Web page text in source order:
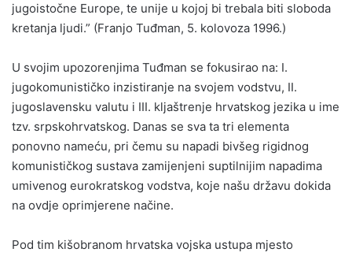
jugoistočne Europe, te unije u kojoj bi trebala biti sloboda
kretanja ljudi.” (Franjo Tuđman, 5. kolovoza 1996.)
U svojim upozorenjima Tuđman se fokusirao na: I.
jugokomunističko inzistiranje na svojem vodstvu, II.
jugoslavensku valutu i III. kljaštrenje hrvatskog jezika u ime
tzv. srpskohrvatskog. Danas se sva ta tri elementa
ponovno nameću, pri čemu su napadi bivšeg rigidnog
komunističkog sustava zamijenjeni suptilnijim napadima
umivenog eurokratskog vodstva, koje našu državu dokida
na ovdje oprimjerene načine.
Pod tim kišobranom hrvatska vojska ustupa mjesto